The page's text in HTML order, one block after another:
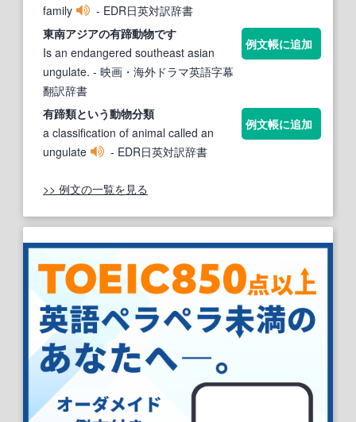
family
- EDR日英対訳辞書
東南アジアの有蹄動物です
Is an endangered southeast asian
ungulate. - 映画・海外ドラマ英語字幕
翻訳辞書
例文帳に追加
有蹄類という動物分類
a classification of animal called an
ungulate
- EDR日英対訳辞書
例文帳に追加
>> 例文の一覧を見る